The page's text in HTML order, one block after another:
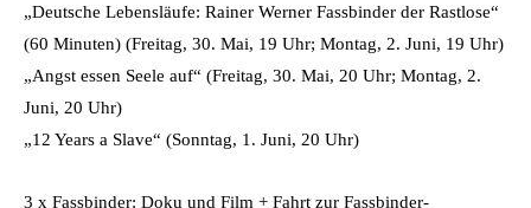
„Deutsche Lebensläufe: Rainer Werner Fassbinder der Rastlose“
(60 Minuten) (Freitag, 30. Mai, 19 Uhr; Montag, 2. Juni, 19 Uhr)
„Angst essen Seele auf“ (Freitag, 30. Mai, 20 Uhr; Montag, 2.
Juni, 20 Uhr)
„12 Years a Slave“ (Sonntag, 1. Juni, 20 Uhr)
3 x Fassbinder: Doku und Film + Fahrt zur Fassbinder-